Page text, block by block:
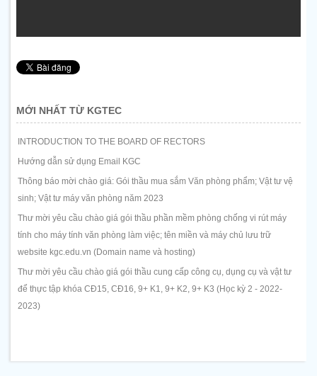
MỚI NHẤT TỪ KGTEC
INTRODUCTION TO THE BOARD OF RECTORS
Hướng dẫn sử dụng Email KGC
Thông báo mời chào giá: Gói thầu mua sắm Văn phòng phẩm; Vật tư vệ
sinh; Vật tư máy văn phòng năm 2023
Thư mời yêu cầu chào giá gói thầu phần mềm phòng chống vi rút máy
tính cho máy tính văn phòng làm việc; tên miền và máy chủ lưu trữ
website kgc.edu.vn (Domain name và hosting)
Thư mời yêu cầu chào giá gói thầu cung cấp công cụ, dụng cụ và vật tư
để thực tập khóa CĐ15, CĐ16, 9+ K1, 9+ K2, 9+ K3 (Học kỳ 2 - 2022-
2023)